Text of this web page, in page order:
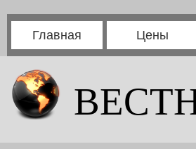
Главная Цены